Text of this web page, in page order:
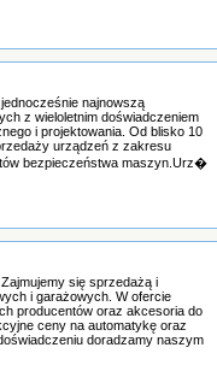
najnowszą
z wieloletnim doświadczeniem
i projektowania. Od blisko 10
urządzeń z zakresu
bezpieczeństwa maszyn.Urz�
się sprzedażą i
i garażowych. W ofercie
producentów oraz akcesoria do
ceny na automatykę oraz
doradzamy naszym